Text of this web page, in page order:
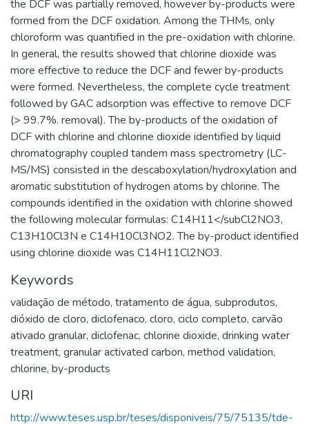
the DCF was partially removed, however by-products were
formed from the DCF oxidation. Among the THMs, only
chloroform was quantified in the pre-oxidation with chlorine.
In general, the results showed that chlorine dioxide was
more effective to reduce the DCF and fewer by-products
were formed. Nevertheless, the complete cycle treatment
followed by GAC adsorption was effective to remove DCF
(> 99.7%. removal). The by-products of the oxidation of
DCF with chlorine and chlorine dioxide identified by liquid
chromatography coupled tandem mass spectrometry (LC-
MS/MS) consisted in the descaboxylation/hydroxylation and
aromatic substitution of hydrogen atoms by chlorine. The
compounds identified in the oxidation with chlorine showed
the following molecular formulas: C14H11</subCl2NO3,
C13H10Cl3N e C14H10Cl3NO2. The by-product identified
using chlorine dioxide was C14H11Cl2NO3.
Keywords
validação de método, tratamento de água, subprodutos,
dióxido de cloro, diclofenaco, cloro, ciclo completo, carvão
ativado granular, diclofenac, chlorine dioxide, drinking water
treatment, granular activated carbon, method validation,
chlorine, by-products
URI
http://www.teses.usp.br/teses/disponiveis/75/75135/tde-